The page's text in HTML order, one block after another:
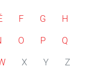
F G H
O P Q
X Y Z